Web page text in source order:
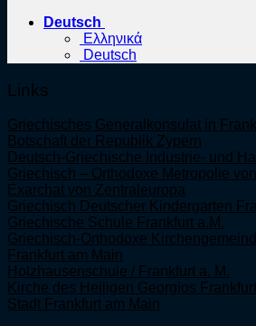
Deutsch
Ελληνικά
Deutsch
Links
Griechisches Generalkonsulat in
Botschaft der Republik Zypern
Deutsch-Griechische Industrie- und
Griechisch – Orthodoxe Metropolie
Exarchat von Zentraleuropa
Griechisch Deutscher Kindergarten
Griechische Schule Frankfurt a.M.
Griechisch-Orthodoxe
Frankfurt am Main
Holzhausenschule / Frankfurt a. M.
Kirche des Heiligen Georgios
Stadt Frankfurt am Main